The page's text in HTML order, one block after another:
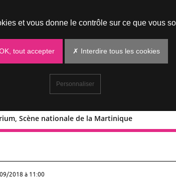
Scène nationale de la Martinique
Atrium, Scène
2018 à 11:00
et vous donne le contrôle sur ce que vous
tout accepter ✗ Interdire tous les cookies
Personnaliser